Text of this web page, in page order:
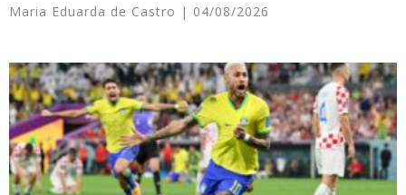
Maria Eduarda de Castro 04/08/2026